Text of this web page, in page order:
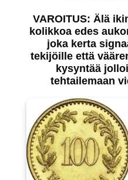
VAROITUS: Älä
kolikkoa edes
joka kerta
tekijöille että
kysyntää
tehtailemaan